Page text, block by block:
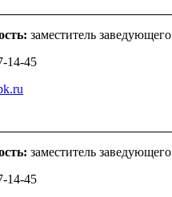
заместитель заведующего
14-45
заместитель заведующего
14-45